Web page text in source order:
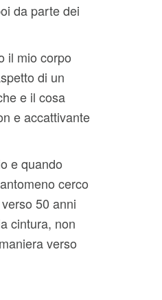
da parte dei
il mio corpo
di un
e il cosa
e accattivante
e quando
cerco
50 anni
cintura, non
verso